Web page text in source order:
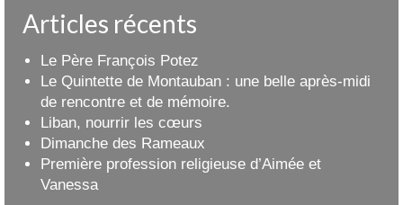
Articles récents
Le Père François Potez
Le Quintette de Montauban : une belle après-midi
de rencontre et de mémoire.
Liban, nourrir les cœurs
Dimanche des Rameaux
Première profession religieuse d’Aimée et
Vanessa